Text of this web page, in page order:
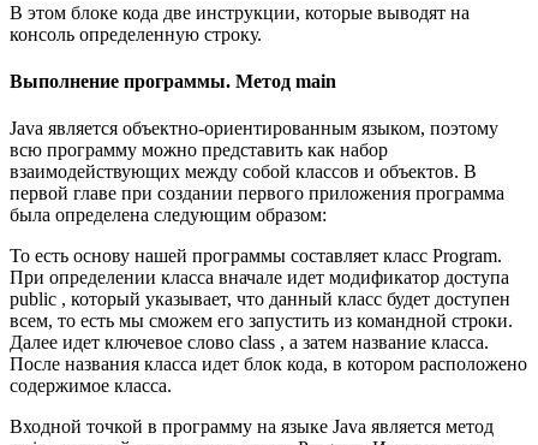
В этом блоке кода две инструкции, которые выводят на
консоль определенную строку.
Выполнение программы. Метод main
Java является объектно-ориентированным языком, поэтому
всю программу можно представить как набор
взаимодействующих между собой классов и объектов. В
первой главе при создании первого приложения программа
была определена следующим образом:
То есть основу нашей программы составляет класс Program.
При определении класса вначале идет модификатор доступа
public , который указывает, что данный класс будет доступен
всем, то есть мы сможем его запустить из командной строки.
Далее идет ключевое слово class , а затем название класса.
После названия класса идет блок кода, в котором расположено
содержимое класса.
Входной точкой в программу на языке Java является метод